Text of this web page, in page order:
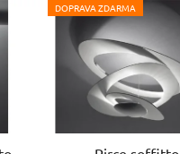
DOPRAVA ZDARMA